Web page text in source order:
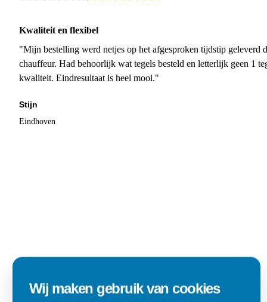
Kwaliteit en flexibel
"Mijn bestelling werd netjes op het afgesproken tijdstip geleverd
chauffeur. Had behoorlijk wat tegels besteld en letterlijk geen 1
kwaliteit. Eindresultaat is heel mooi."
Stijn
Eindhoven
Wij maken gebruik van cookies